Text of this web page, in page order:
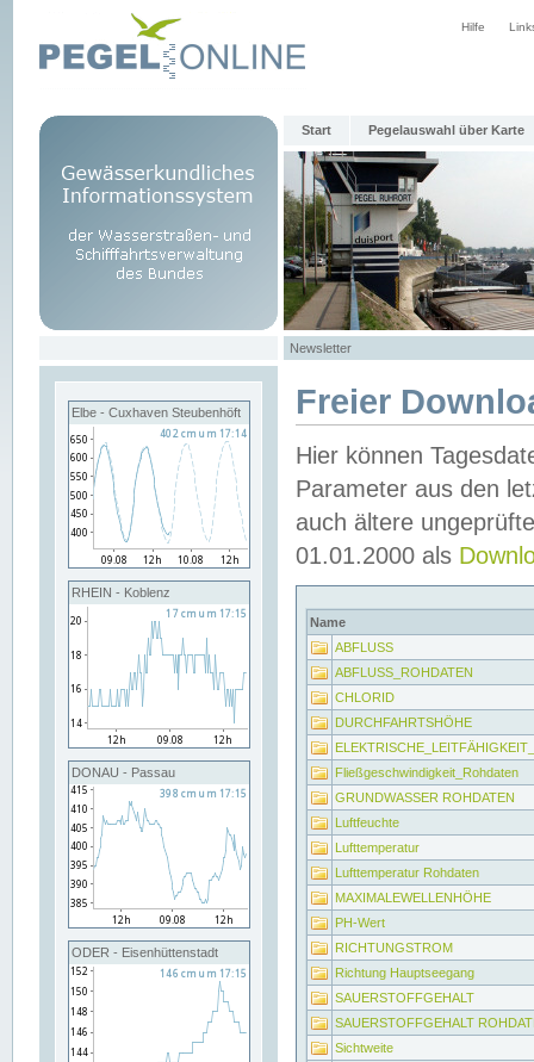
Hilfe
Start Pegelauswahl über Karte
Newsletter
Elbe - Cuxhaven Steubenhöft
RHEIN - Koblenz
DONAU - Passau
ODER - Eisenhüttenstadt
Freier
Hier können
Parameter aus den
auch ältere
01.01.2000 als
Name
ABFLUSS
ABFLUSS_ROHDATEN
CHLORID
DURCHFAHRTSHÖHE
Fließgeschwindigkeit_Rohdaten
GRUNDWASSER ROHDATEN
Luftfeuchte
Lufttemperatur
Lufttemperatur Rohdaten
MAXIMALEWELLENHÖHE
PH-Wert
RICHTUNGSTROM
Richtung Hauptseegang
SAUERSTOFFGEHALT
SAUERSTOFFGEHALT
Sichtweite